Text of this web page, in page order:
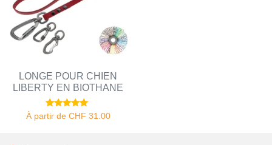
LONGE POUR CHIEN
LIBERTY EN BIOTHANE
Note
À partir de CHF 31.00